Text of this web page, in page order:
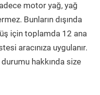
motor yağ, yağ
Bunların dışında
için toplamda 12 ana
aracınıza uygulanır.
hakkında size